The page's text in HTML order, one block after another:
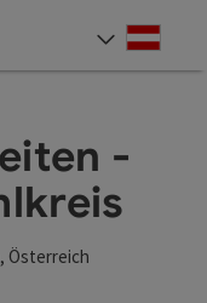
-
Österreich